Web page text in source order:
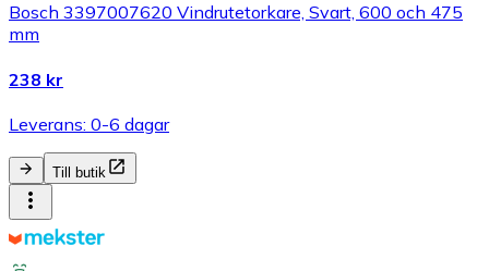
Bosch 3397007620 Vindrutetorkare, Svart, 600 och 475
mm
238 kr
Leverans: 0-6 dagar
Till butik